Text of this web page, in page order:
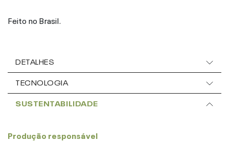
Feito no Brasil.
DETALHES
TECNOLOGIA
SUSTENTABILIDADE
Produção responsável